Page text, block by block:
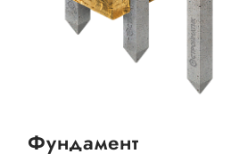
Фундамент